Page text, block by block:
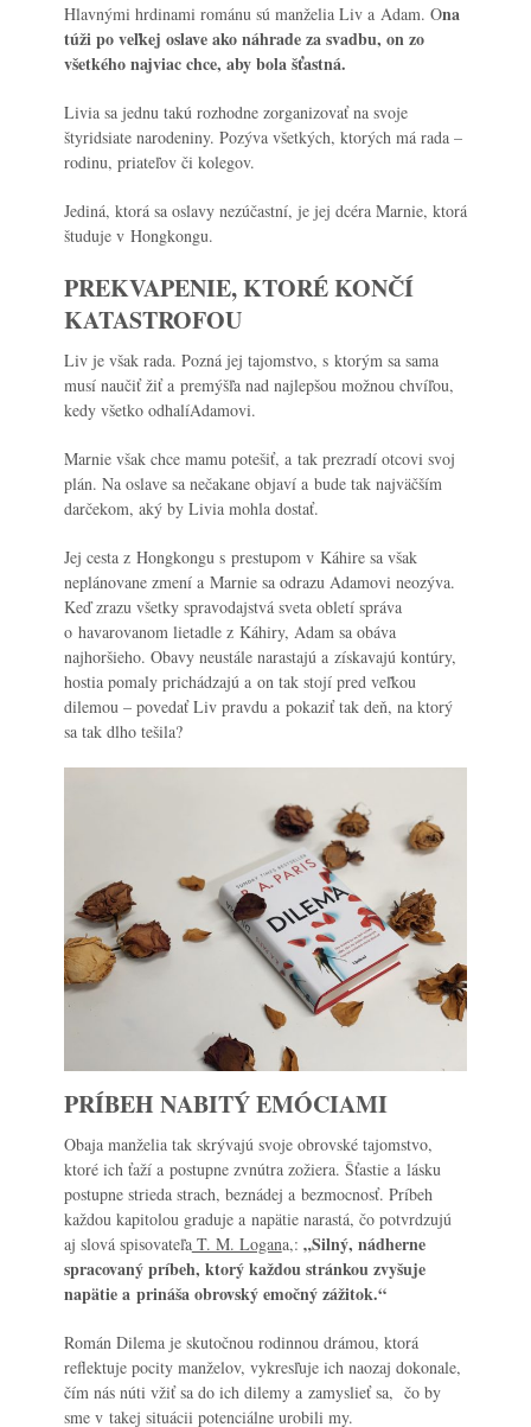
Hlavnými hrdinami románu sú manželia Liv a Adam. Ona
túži po veľkej oslave ako náhrade za svadbu, on zo
všetkého najviac chce, aby bola šťastná.
Livia sa jednu takú rozhodne zorganizovať na svoje
štyridsiate narodeniny. Pozýva všetkých, ktorých má rada –
rodinu, priateľov či kolegov.
Jediná, ktorá sa oslavy nezúčastní, je jej dcéra Marnie, ktorá
študuje v Hongkongu.
PREKVAPENIE, KTORÉ KONČÍ
KATASTROFOU
Liv je však rada. Pozná jej tajomstvo, s ktorým sa sama
musí naučiť žiť a premýšľa nad najlepšou možnou chvíľou,
kedy všetko odhalíAdamovi.
Marnie však chce mamu potešiť, a tak prezradí otcovi svoj
plán. Na oslave sa nečakane objaví a bude tak najväčším
darčekom, aký by Livia mohla dostať.
Jej cesta z Hongkongu s prestupom v Káhire sa však
neplánovane zmení a Marnie sa odrazu Adamovi neozýva.
Keď zrazu všetky spravodajstvá sveta obletí správa
o havarovanom lietadle z Káhiry, Adam sa obáva
najhoršieho. Obavy neustále narastajú a získavajú kontúry,
hostia pomaly prichádzajú a on tak stojí pred veľkou
dilemou – povedať Liv pravdu a pokaziť tak deň, na ktorý
sa tak dlho tešila?
PRÍBEH NABITÝ EMÓCIAMI
Obaja manželia tak skrývajú svoje obrovské tajomstvo,
ktoré ich ťaží a postupne zvnútra zožiera. Šťastie a lásku
postupne strieda strach, beznádej a bezmocnosť. Príbeh
každou kapitolou graduje a napätie narastá, čo potvrdzujú
aj slová spisovateľaT. M. Logana,: „Silný, nádherne
spracovaný príbeh, ktorý každou stránkou zvyšuje
napätie a prináša obrovský emočný zážitok.“
Román Dilema je skutočnou rodinnou drámou, ktorá
reflektuje pocity manželov, vykresľuje ich naozaj dokonale,
čím nás núti vžiť sa do ich dilemy a zamyslieť sa, čo by
sme v takej situácii potenciálne urobili my.